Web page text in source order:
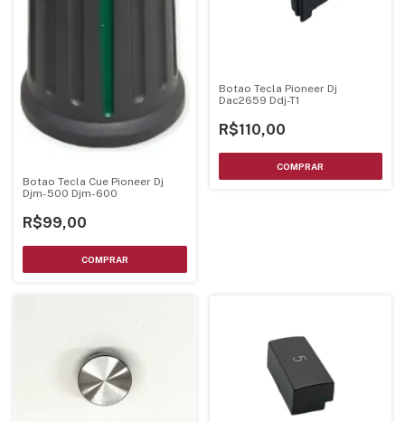
Botao Tecla Cue Pioneer Dj
Djm-500 Djm-600
R$99,00
Botao Tecla Pioneer Dj
Dac2659 Ddj-T1
R$110,00